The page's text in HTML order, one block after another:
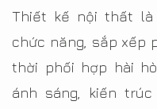
Thiết kế nội thất là
chức năng, sắp xếp
thời phối hợp hài
ánh sáng, kiến